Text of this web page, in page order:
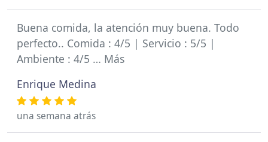
Buena comida, la atención muy buena. Todo
perfecto.. Comida : 4/5 | Servicio : 5/5 |
Ambiente : 4/5 … Más
Enrique Medina
una semana atrás